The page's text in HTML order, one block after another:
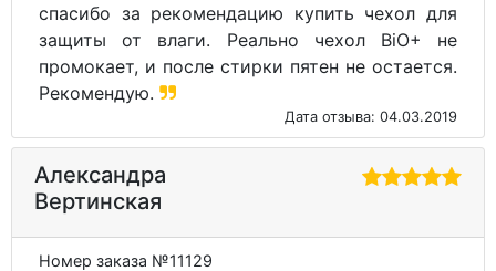
спасибо за рекомендацию купить чехол для
защиты от влаги. Реально чехол BiO+ не
промокает, и после стирки пятен не остается.
Рекомендую.
Дата отзыва: 04.03.2019
Александра
Вертинская
Номер заказа №11129